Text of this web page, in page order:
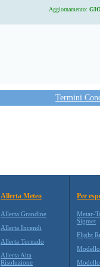
Aggiornamento:
Termini
Allerta Meteo
Allerta Grandine
Allerta Incendi
Allerta Tornado
Allerta Alta
Risoluzione
Per
Metar-
Sigmet
Flight